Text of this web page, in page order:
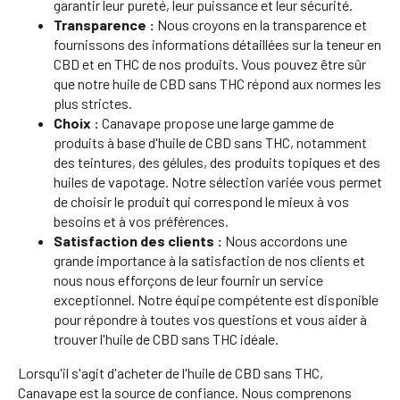
garantir leur pureté, leur puissance et leur sécurité.
Transparence : Nous croyons en la transparence et
fournissons des informations détaillées sur la teneur en
CBD et en THC de nos produits. Vous pouvez être sûr
que notre huile de CBD sans THC répond aux normes les
plus strictes.
Choix : Canavape propose une large gamme de
produits à base d'huile de CBD sans THC, notamment
des teintures, des gélules, des produits topiques et des
huiles de vapotage. Notre sélection variée vous permet
de choisir le produit qui correspond le mieux à vos
besoins et à vos préférences.
Satisfaction des clients : Nous accordons une
grande importance à la satisfaction de nos clients et
nous nous efforçons de leur fournir un service
exceptionnel. Notre équipe compétente est disponible
pour répondre à toutes vos questions et vous aider à
trouver l'huile de CBD sans THC idéale.
Lorsqu'il s'agit d'acheter de l'huile de CBD sans THC,
Canavape est la source de confiance. Nous comprenons